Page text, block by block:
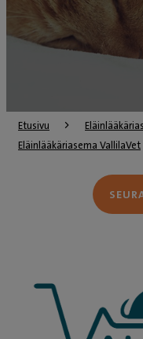
Etusivu
Eläinlääkäriasema VallilaVet